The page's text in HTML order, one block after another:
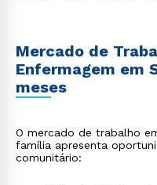
Mercado de
Enfermagem em
meses
O mercado de trabalho
família apresenta
comunitário: